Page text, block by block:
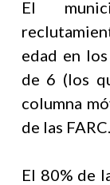
El
edad en
de 6 (los
columna
de las FARC.
El 80% de